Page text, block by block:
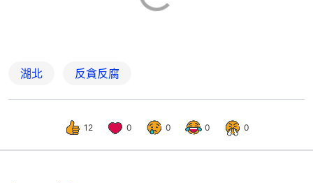
湖北 反貪反腐
12 0 0 0 0